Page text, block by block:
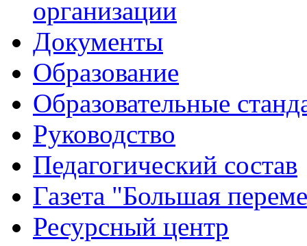
организации
Документы
Образование
Образовательные
Руководство
Педагогический состав
Газета "Большая
Ресурсный центр